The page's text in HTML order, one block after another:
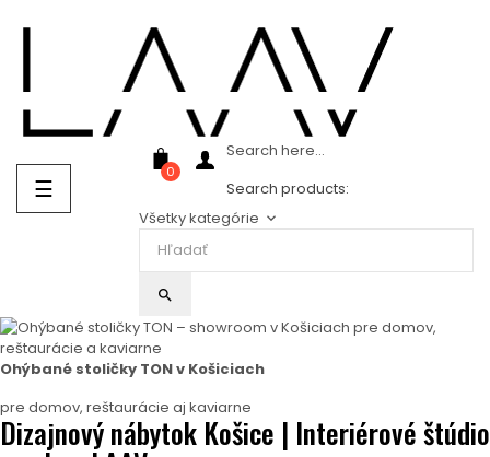
Prepnúť
navigáciu
☰
0
Search here...
Search products:
Všetky kategórie keyboard_arrow_down
search
Ohýbané stoličky TON v Košiciach
pre domov, reštaurácie aj kaviarne
Dizajnový nábytok Košice | Interiérové štúdio